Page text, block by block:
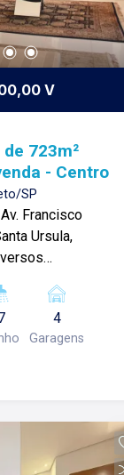
V
723m²
com 04 suítes à venda - Centro
SP
Francisco
Ursula,
com
home
e banheiro; -
-
Para
4
Garagens